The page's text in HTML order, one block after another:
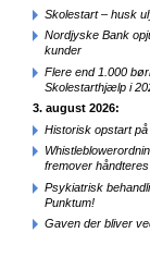
Skolestart – husk
Nordjyske Bank
kunder
Flere end 1.000
Skolestarthjælp i
3. august 2026:
Historisk opstart
fremover
Psykiatrisk
Punktum!
Gaven der bliver